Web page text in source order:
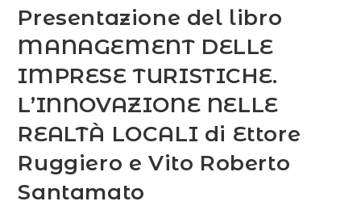
Presentazione del libro
MANAGEMENT DELLE
IMPRESE TURISTICHE.
L’INNOVAZIONE NELLE
REALTÀ LOCALI di Ettore
Ruggiero e Vito Roberto
Santamato